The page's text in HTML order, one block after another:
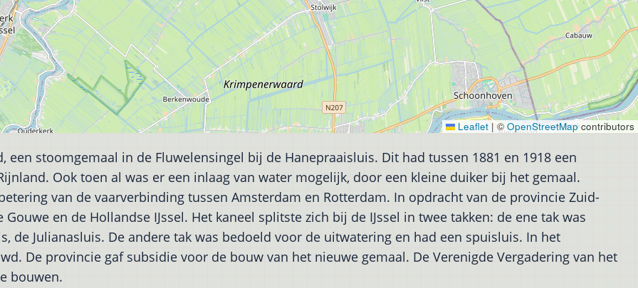
Leaflet |© OpenStreetMapcontributors
een stoomgemaal in de Fluwelensingel bij de Hanepraaisluis. Dit had tussen 1881 en 1918 een
Ook toen al was er een inlaag van water mogelijk, door een kleine duiker bij het gemaal.
van de vaarverbinding tussen Amsterdam en Rotterdam. In opdracht van de provincie Zuid-
en de Hollandse IJssel. Het kaneel splitste zich bij de IJssel in twee takken: de ene tak was
de Julianasluis. De andere tak was bedoeld voor de uitwatering en had een spuisluis. In het
De provincie gaf subsidie voor de bouw van het nieuwe gemaal. De Verenigde Vergadering van het
bouwen.